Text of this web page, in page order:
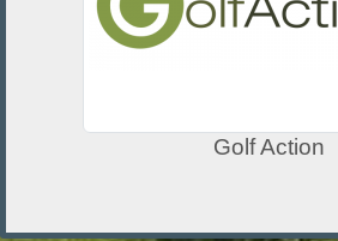
Golf Action